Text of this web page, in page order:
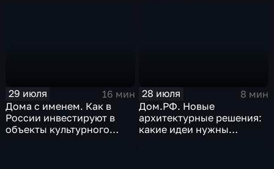
29 июля
16 мин
Дома с именем. Как в
России инвестируют в
объекты культурного
28 июля
8 мин
Дом.РФ. Новые
архитектурные решения:
какие идеи нужны